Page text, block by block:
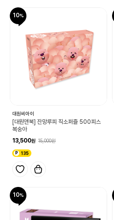
10
대원씨아이
[대원앤북] 잔망루피 직소퍼즐 500피스
복숭아
13,500
15,000
135
10